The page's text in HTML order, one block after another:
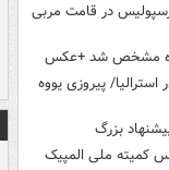
در قامت مربی
مشخص شد +عکس
استرالیا/ پیروزی یووه
کمیته ملی المپیک